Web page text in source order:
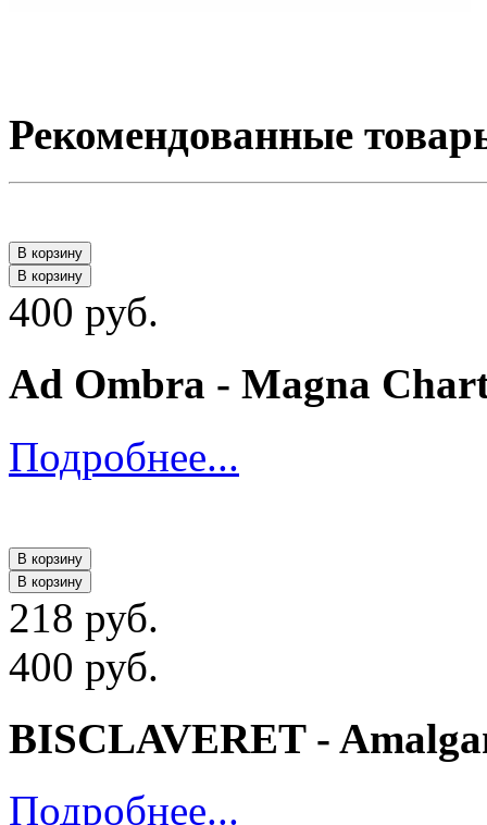
Рекомендованные
В корзину
В корзину
400 руб.
Ad Ombra - Magna
Подробнее...
В корзину
В корзину
218 руб.
400 руб.
BISCLAVERET -
Подробнее...